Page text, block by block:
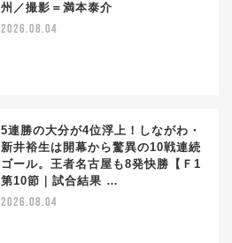
州／撮影＝満本泰介
2026.08.04
5連勝の大分が4位浮上！しながわ・
新井裕生は開幕から驚異の10戦連続
ゴール。王者名古屋も8発快勝【Ｆ1
第10節｜試合結果 …
2026.08.04